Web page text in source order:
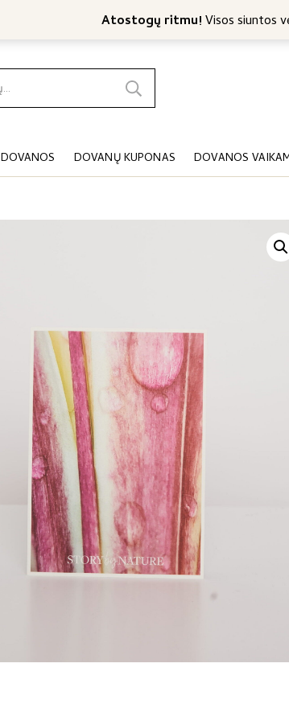
Atostogų ritmu!Visos siuntos
Nemokamas siuntimas nuo 45 Eur
DOVANOS DOVANŲ KUPONAS DOVANOS